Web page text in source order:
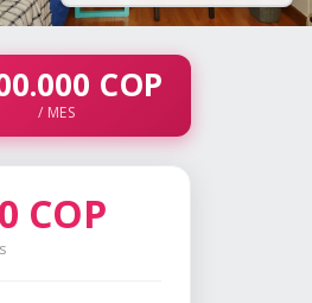
COP
/ MES
COP